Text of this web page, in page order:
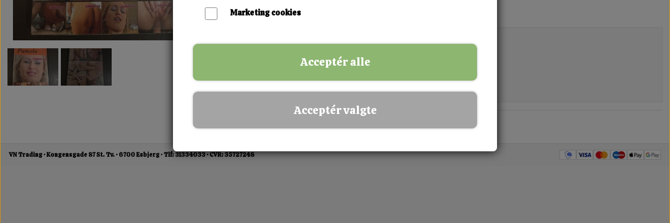
✅ Hurtig levering
VN Trading Kongensgade 87 St. Tv. 6700 Esbjerg Tlf: 31334033 CVR: 35727248
Marketing cookies
Acceptér alle
Acceptér valgte